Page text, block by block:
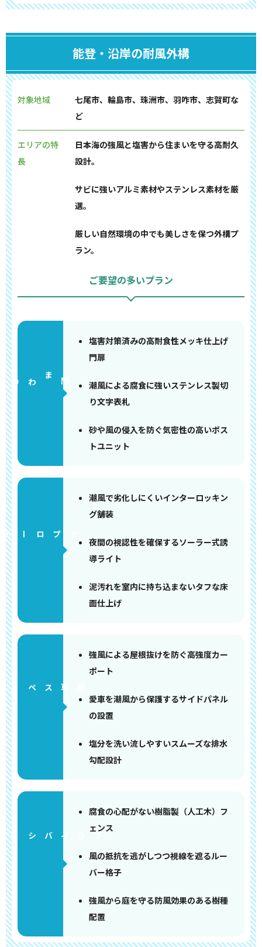
能登・沿岸の耐風外構
対象地域
七尾市、輪島市、珠洲市、羽咋市、志賀町な
ど
エリアの特
長
日本海の強風と塩害から住まいを守る高耐久
設計。
サビに強いアルミ素材やステンレス素材を厳
選。
厳しい自然環境の中でも美しさを保つ外構プ
ラン。
ご要望の多いプラン
門まわり
塩害対策済みの高耐食性メッキ仕上げ
門扉
潮風による腐食に強いステンレス製切
り文字表札
砂や風の侵入を防ぐ気密性の高いポス
トユニット
アプローチ
潮風で劣化しにくいインターロッキン
グ舗装
夜間の視認性を確保するソーラー式誘
導ライト
泥汚れを室内に持ち込まないタフな床
面仕上げ
強風による屋根抜けを防ぐ高強度カー
ポート
愛車を潮風から保護するサイドパネル
の設置
塩分を洗い流しやすいスムーズな排水
勾配設計
腐食の心配がない樹脂製（人工木）フ
ェンス
風の抵抗を逃がしつつ視線を遮るルー
バー格子
強風から庭を守る防風効果のある樹種
配置